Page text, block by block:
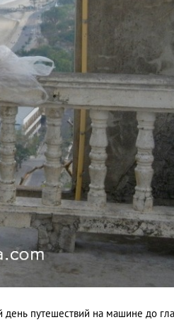
день путешествий на машине до
Путь домой...